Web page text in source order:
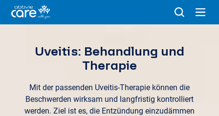
Uveitis: Behandlung und
Therapie
Mit der passenden Uveitis-Therapie können die
Beschwerden wirksam und langfristig kontrolliert
werden. Ziel ist es, die Entzündung einzudämmen